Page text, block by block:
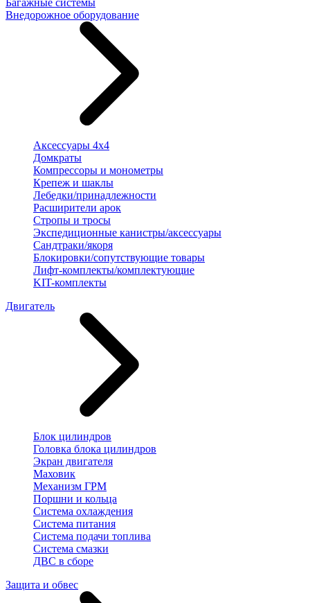
Багажные системы
Внедорожное оборудование
Аксессуары 4х4
Домкраты
Компрессоры и монометры
Крепеж и шаклы
Лебедки/принадлежности
Расширители арок
Стропы и тросы
Экспедиционные канистры/аксессуары
Сандтраки/якоря
Блокировки/сопутствующие товары
Лифт-комплекты/комплектующие
KIT-комплекты
Двигатель
Блок цилиндров
Головка блока цилиндров
Экран двигателя
Маховик
Механизм ГРМ
Поршни и кольца
Система охлаждения
Система питания
Система подачи топлива
Система смазки
ДВС в сборе
Защита и обвес